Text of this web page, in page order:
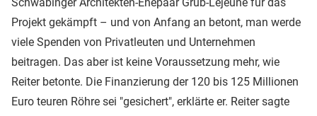
Projekt gekämpft – und von Anfang an betont, man werde
viele Spenden von Privatleuten und Unternehmen
beitragen. Das aber ist keine Voraussetzung mehr, wie
Reiter betonte. Die Finanzierung der 120 bis 125 Millionen
Euro teuren Röhre sei "gesichert", erklärte er. Reiter sagte